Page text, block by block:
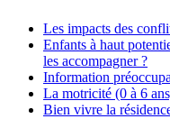
Les impacts des
Enfants à haut
les accompagner ?
Information
La motricité (0 à 6
Bien vivre la